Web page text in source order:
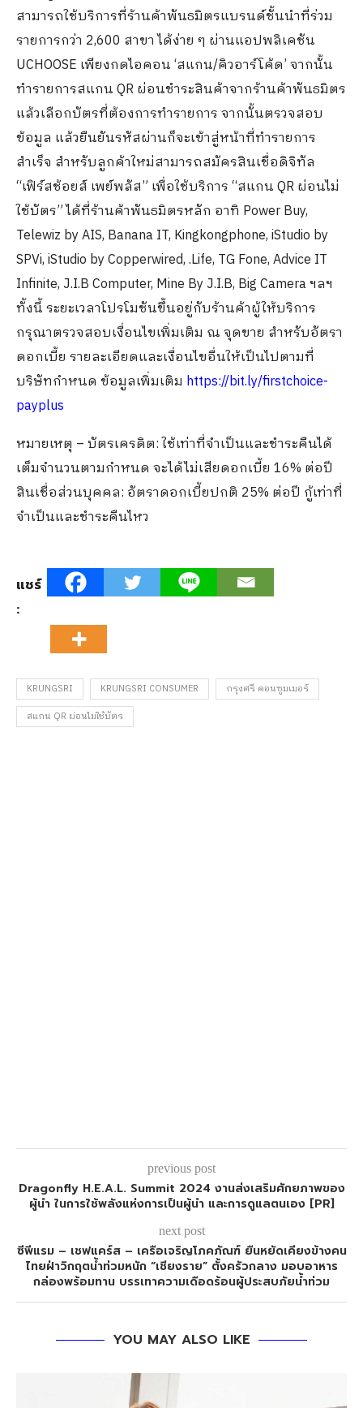
สามารถใช้บริการที่ร้านค้าพันธมิตรแบรนด์ชั้นนำที่ร่วม
รายการกว่า 2,600 สาขา ได้ง่าย ๆ ผ่านแอปพลิเคชัน
UCHOOSE เพียงกดไอคอน ‘สแกน/คิวอาร์โค้ด’ จากนั้น
ทำรายการสแกน QR ผ่อนชำระสินค้าจากร้านค้าพันธมิตร
แล้วเลือกบัตรที่ต้องการทำรายการ จากนั้นตรวจสอบ
ข้อมูล แล้วยืนยันรหัสผ่านก็จะเข้าสู่หน้าที่ทำรายการ
สำเร็จ สำหรับลูกค้าใหม่สามารถสมัครสินเชื่อดิจิทัล
“เฟิร์สช้อยส์ เพย์พลัส” เพื่อใช้บริการ “สแกน QR ผ่อนไม่
ใช้บัตร” ได้ที่ร้านค้าพันธมิตรหลัก อาทิ Power Buy,
Telewiz by AIS, Banana IT, Kingkongphone, iStudio by
SPVi, iStudio by Copperwired, .Life, TG Fone, Advice IT
Infinite, J.I.B Computer, Mine By J.I.B, Big Camera ฯลฯ
ทั้งนี้ ระยะเวลาโปรโมชันขึ้นอยู่กับร้านค้าผู้ให้บริการ
กรุณาตรวจสอบเงื่อนไขเพิ่มเติม ณ จุดขาย สำหรับอัตรา
ดอกเบี้ย รายละเอียดและเงื่อนไขอื่นให้เป็นไปตามที่
บริษัทกำหนด ข้อมูลเพิ่มเติม https://bit.ly/firstchoice-
payplus
หมายเหตุ – บัตรเครดิต: ใช้เท่าที่จำเป็นและชำระคืนได้
เต็มจำนวนตามกำหนด จะได้ไม่เสียดอกเบี้ย 16% ต่อปี
สินเชื่อส่วนบุคคล: อัตราดอกเบี้ยปกติ 25% ต่อปี กู้เท่าที่
จำเป็นและชำระคืนไหว
แชร์
:
KRUNGSRI KRUNGSRI CONSUMER
กรุงศรี คอนซูมเมอร์
สแกน QR ผ่อนไม่ใช้บัตร
previous post
Dragonfly H.E.A.L. Summit 2024 งานส่งเสริมศักยภาพของ
ผู้นำ ในการใช้พลังแห่งการเป็นผู้นำ และการดูแลตนเอง [PR]
next post
ซีพีแรม – เชฟแคร์ส – เครือเจริญโภคภัณฑ์ ยืนหยัดเคียงข้างคน
ไทยฝ่าวิกฤตน้ำท่วมหนัก “เชียงราย” ตั้งครัวกลาง มอบอาหาร
กล่องพร้อมทาน บรรเทาความเดือดร้อนผู้ประสบภัยน้ำท่วม
YOU MAY ALSO LIKE